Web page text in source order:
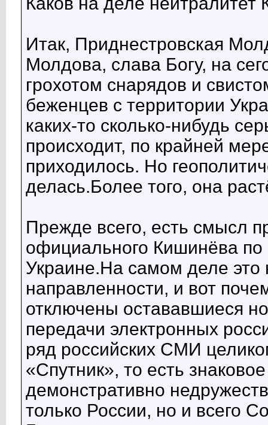
Итак, Приднестровская
Молдова, слава Богу, на
грохотом снарядов и
беженцев с территории
каких-то сколько-нибудь
происходит, по крайней
приходилось. Но
делась.Более того, она
Прежде всего, есть смысл
официального Кишинёва
Украине.На самом деле это
направленности, и вот
отключены остававшиеся
передачи электронных
ряд российских СМИ
«Спутник», то есть
демонстративно
только России, но и всего